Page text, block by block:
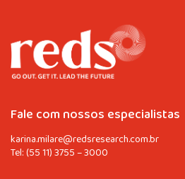
Fale com nossos especialistas
karina.milare@redsresearch.com.br
Tel:(55 11) 3755 – 3000